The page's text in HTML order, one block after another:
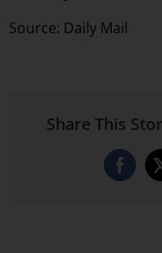
Source: Daily Mail
Share This